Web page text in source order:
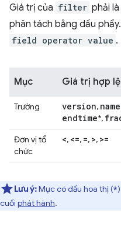
Giá trị của filter phải
phân tách bằng dấu
field operator value .
Mục Giá trị hợp lệ
Trường version, name
endtime*,
Đơn vị tổ
chức
<, <=, =, >, >=
Lưu ý:Mục có dấu hoa thị (*
cuối phát hành.